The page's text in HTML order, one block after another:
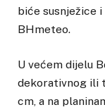
biće susnježice i
BHmeteo.
U većem dijelu
dekorativnog ili
cm, a na